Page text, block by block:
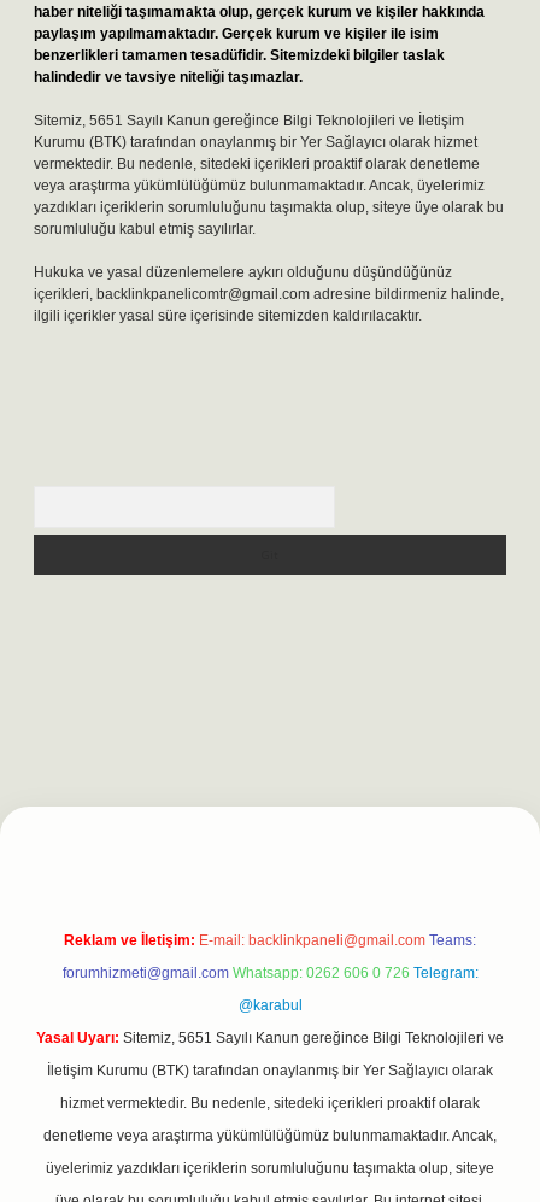
haber niteliği taşımamakta olup, gerçek kurum ve kişiler hakkında
paylaşım yapılmamaktadır. Gerçek kurum ve kişiler ile isim
benzerlikleri tamamen tesadüfidir. Sitemizdeki bilgiler taslak
halindedir ve tavsiye niteliği taşımazlar.
Sitemiz, 5651 Sayılı Kanun gereğince Bilgi Teknolojileri ve İletişim
Kurumu (BTK) tarafından onaylanmış bir Yer Sağlayıcı olarak hizmet
vermektedir. Bu nedenle, sitedeki içerikleri proaktif olarak denetleme
veya araştırma yükümlülüğümüz bulunmamaktadır. Ancak, üyelerimiz
yazdıkları içeriklerin sorumluluğunu taşımakta olup, siteye üye olarak bu
sorumluluğu kabul etmiş sayılırlar.
Hukuka ve yasal düzenlemelere aykırı olduğunu düşündüğünüz
içerikleri, backlinkpanelicomtr@gmail.com adresine bildirmeniz halinde,
ilgili içerikler yasal süre içerisinde sitemizden kaldırılacaktır.
Reklam ve İletişim: E-mail: backlinkpaneli@gmail.com Teams:
forumhizmeti@gmail.com Whatsapp: 0262 606 0 726 Telegram:
@karabul
Yasal Uyarı: Sitemiz, 5651 Sayılı Kanun gereğince Bilgi Teknolojileri ve
İletişim Kurumu (BTK) tarafından onaylanmış bir Yer Sağlayıcı olarak
hizmet vermektedir. Bu nedenle, sitedeki içerikleri proaktif olarak
denetleme veya araştırma yükümlülüğümüz bulunmamaktadır. Ancak,
üyelerimiz yazdıkları içeriklerin sorumluluğunu taşımakta olup, siteye